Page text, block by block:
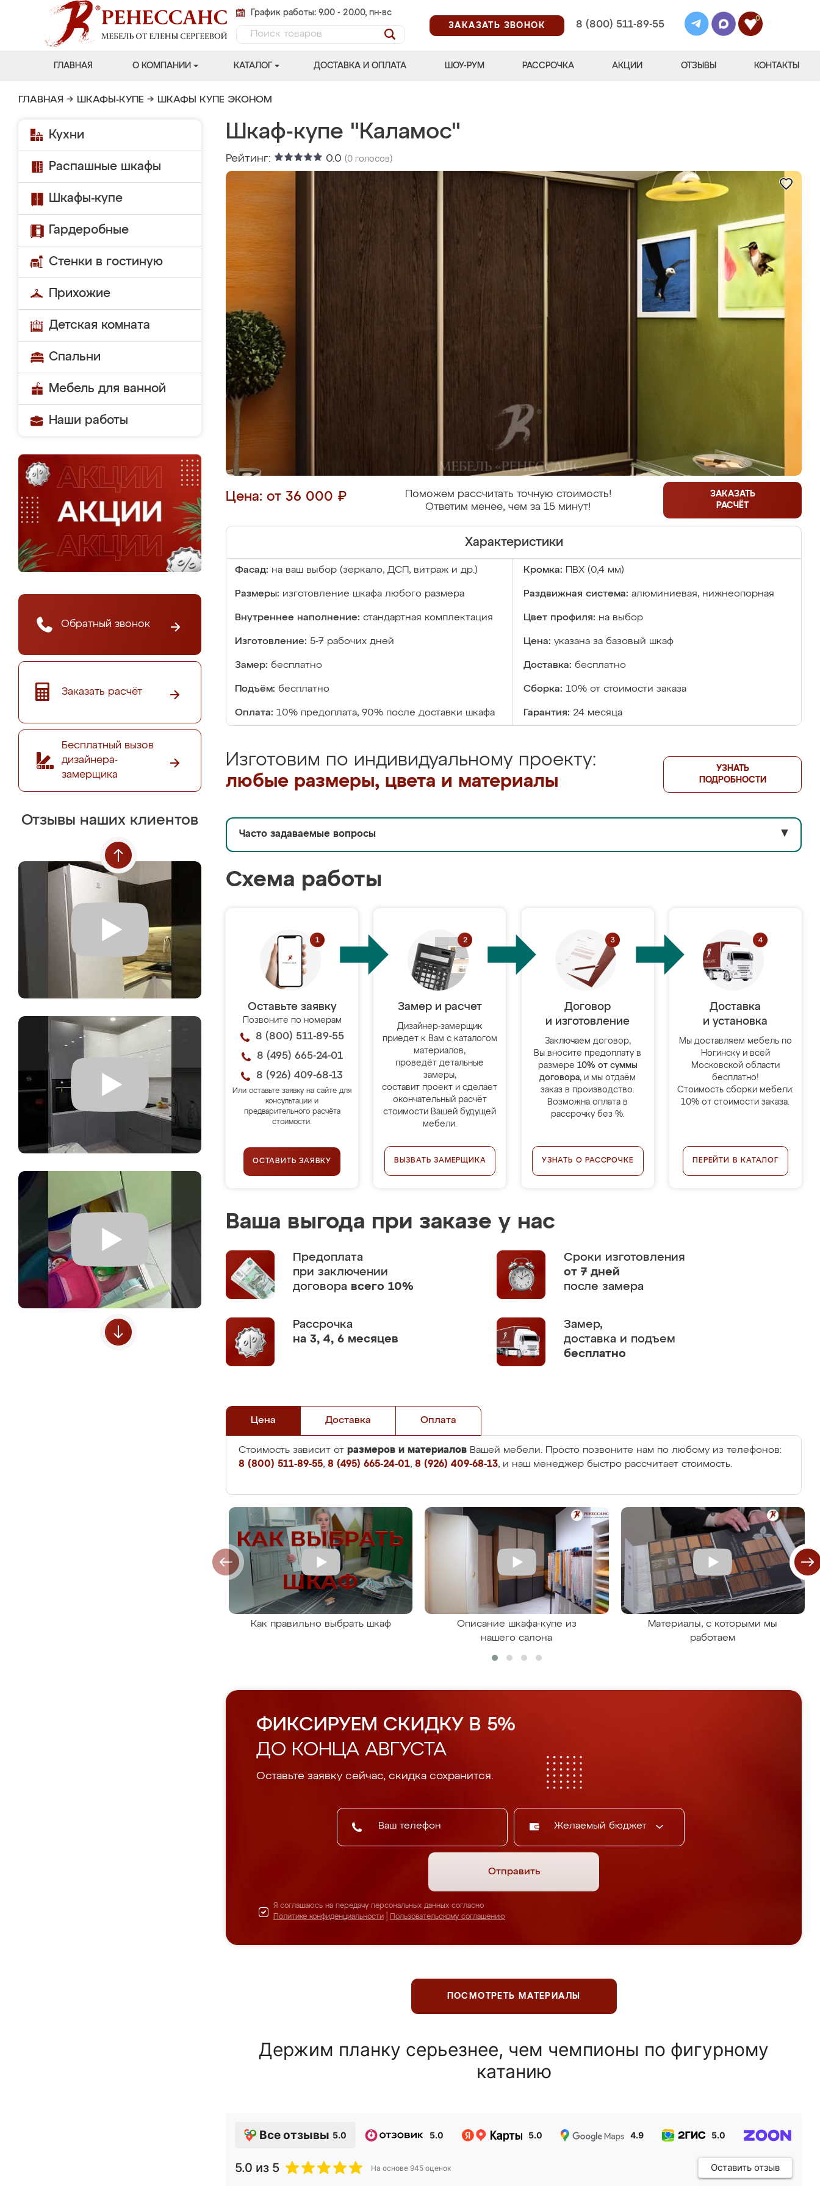
График работы: 9.00 - 20.00, пн-вс
ЗАКАЗАТЬ ЗВОНОК
8 (800) 511-89-55
0
ГЛАВНАЯ О КОМПАНИИ КАТАЛОГ ДОСТАВКА И ОПЛАТА ШОУ-РУМ РАССРОЧКА АКЦИИ ОТЗЫВЫ КОНТАКТЫ
ГЛАВНАЯ → ШКАФЫ-КУПЕ → ШКАФЫ КУПЕ ЭКОНОМ
Кухни
Распашные шкафы
Шкафы-купе
Гардеробные
Стенки в гостиную
Прихожие
Детская комната
Спальни
Мебель для ванной
Наши работы
Обратный звонок
Заказать расчёт
Бесплатный вызов
дизайнера-
замерщика
Отзывы наших клиентов
Шкаф-купе "Каламос"
Рейтинг: 0.0 (0 голосов)
Цена: от 36 000 ₽
Поможем рассчитать точную стоимость!
Ответим менее, чем за 15 минут!
ЗАКАЗАТЬ
РАСЧЁТ
Характеристики
Фасад: на ваш выбор (зеркало, ДСП, витраж и др.) Кромка: ПВХ (0,4 мм)
Размеры: изготовление шкафа любого размера Раздвижная система: алюминиевая, нижнеопорная
Внутреннее наполнение: стандартная комплектация Цвет профиля: на выбор
Изготовление: 5-7 рабочих дней Цена: указана за базовый шкаф
Замер: бесплатно Доставка: бесплатно
Подъём: бесплатно Сборка: 10% от стоимости заказа
Оплата: 10% предоплата, 90% после доставки шкафа Гарантия: 24 месяца
Изготовим по индивидуальному проекту:
любые размеры, цвета и материалы
УЗНАТЬ
ПОДРОБНОСТИ
Часто задаваемые вопросы ▼
Схема работы
Оставьте заявку
Позвоните по номерам
8 (800) 511-89-55
8 (495) 665-24-01
8 (926) 409-68-13
Или оставьте заявку на сайте для
консультации и
предварительного расчёта
стоимости.
ОСТАВИТЬ ЗАЯВКУ
Замер и расчет
Дизайнер-замерщик
приедет к Вам с каталогом
материалов,
проведёт детальные
замеры,
составит проект и сделает
окончательный расчёт
стоимости Вашей будущей
мебели.
ВЫЗВАТЬ ЗАМЕРЩИКА
Договор
и изготовление
Заключаем договор,
Вы вносите предоплату в
размере 10% от суммы
договора, и мы отдаём
заказ в производство.
Возможна оплата в
рассрочку без %.
УЗНАТЬ О РАССРОЧКЕ
Доставка
и установка
Мы доставляем мебель по
Ногинску и всей
Московской области
бесплатно!
Стоимость сборки мебели:
10% от стоимости заказа.
ПЕРЕЙТИ В КАТАЛОГ
Ваша выгода при заказе у нас
Предоплата
при заключении
договора всего 10%
Сроки изготовления
от 7 дней
после замера
Рассрочка
на 3, 4, 6 месяцев
Замер,
доставка и подъем
бесплатно
Цена Доставка Оплата
Стоимость зависит от размеров и материалов Вашей мебели. Просто позвоните нам по любому из телефонов:
8 (800) 511-89-55, 8 (495) 665-24-01, 8 (926) 409-68-13, и наш менеджер быстро рассчитает стоимость.
Как правильно выбрать шкаф
Описание шкафа-купе из
нашего салона
Материалы, с которыми мы
работаем
ФИКСИРУЕМ СКИДКУ В 5%
ДО КОНЦА АВГУСТА
Оставьте заявку сейчас, скидка сохранится.
Желаемый бюджет
Отправить
Я соглашаюсь на передачу персональных данных согласно
Политике конфиденциальности
Пользовательскому соглашению
ПОСМОТРЕТЬ МАТЕРИАЛЫ
Держим планку серьезнее, чем чемпионы по фигурному
катанию
Все отзывы 5.0 5.0 5.0 4.9 5.0
5.0 из 5 На основе 945 оценок Оставить отзыв